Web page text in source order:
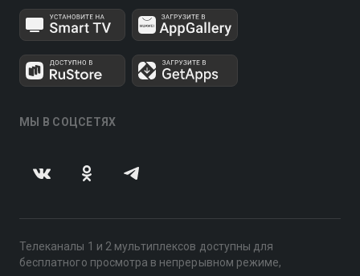
МЫ В СОЦСЕТЯХ
Телеканалы 1 и 2 мультиплексов доступны для
бесплатного просмотра в непрерывном режиме,